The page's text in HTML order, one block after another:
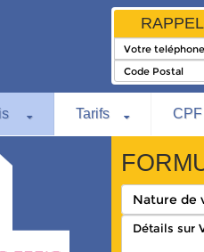
Tarifs CPF
Nature de